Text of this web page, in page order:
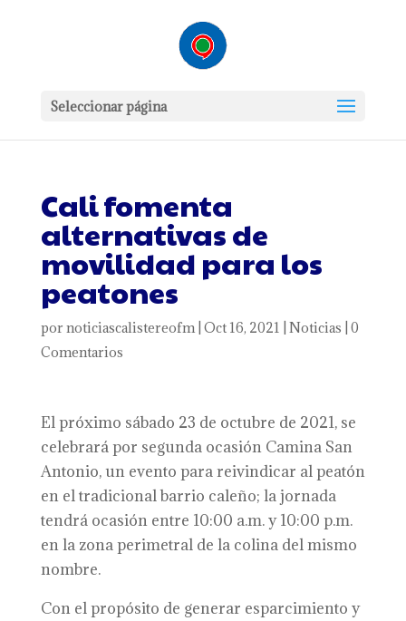
Seleccionar página
Cali fomenta
alternativas de
movilidad para los
peatones
por noticiascalistereofm| Oct 16, 2021 Noticias 0
Comentarios
El próximo sábado 23 de octubre de 2021, se
celebrará por segunda ocasión Camina San
Antonio, un evento para reivindicar al peatón
en el tradicional barrio caleño; la jornada
tendrá ocasión entre 10:00 a.m. y 10:00 p.m.
en la zona perimetral de la colina del mismo
nombre.
Con el propósito de generar esparcimiento y